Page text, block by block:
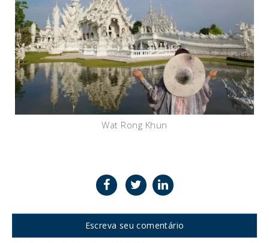
Wat Rong Khun
Escreva seu comentário